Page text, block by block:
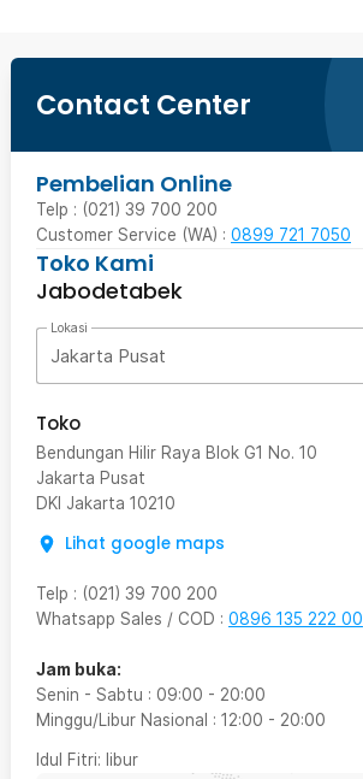
Contact Center
Pembelian Online
Telp : (021) 39 700 200
Customer Service (WA) : 0899 721 7050
Toko Kami
Jabodetabek
Lokasi
Jakarta Pusat
Toko
Bendungan Hilir Raya Blok G1 No. 10
Jakarta Pusat
DKI Jakarta 10210
Lihat google maps
Telp : (021) 39 700 200
Whatsapp Sales / COD : 0896 135 222 00
Jam buka:
Senin - Sabtu : 09:00 - 20:00
Minggu/Libur Nasional : 12:00 - 20:00
Idul Fitri: libur